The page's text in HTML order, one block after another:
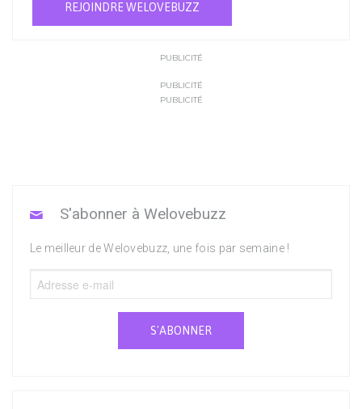
REJOINDRE WELOVEBUZZ
PUBLICITÉ
PUBLICITÉ
PUBLICITÉ
S'abonner à Welovebuzz
Le meilleur de Welovebuzz, une fois par semaine !
S'ABONNER